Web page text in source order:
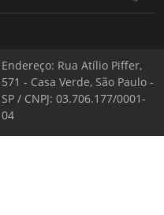
Endereço: Rua Atílio Piffer,
571 - Casa Verde, São Paulo -
SP / CNPJ: 03.706.177/0001-
04